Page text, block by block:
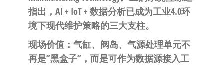
指出，AI + IoT + 数据分析已成为工业4.0环
境下现代维护策略的三大支柱。
现场价值：气缸、阀岛、气源处理单元不
再是”黑盒子”，而是可作为数据源接入工